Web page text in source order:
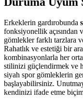
Erkeklerin gardırobunda
fonksiyonellik açısından
gömlekler farklı tarzlara
Rahatlık ve estetiği bir
kombinasyonlarla her
stilinizi güçlendirmek ve
siyah spor gömleklerin
başlayabilirsiniz.
kendinizi ifade etme